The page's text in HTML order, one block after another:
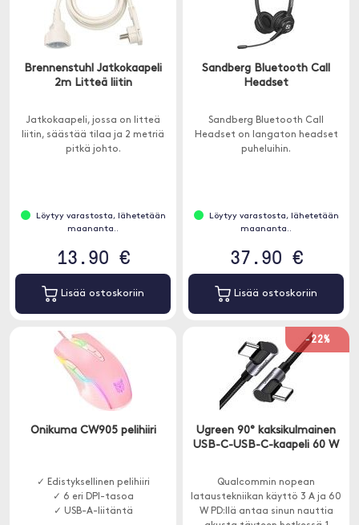
Brennenstuhl Jatkokaapeli
2m Litteä liitin
Jatkokaapeli, jossa on litteä
liitin, säästää tilaa ja 2 metriä
pitkä johto.
Löytyy varastosta, lähetetään
maananta..
13.90 €
Lisää ostoskoriin
Sandberg Bluetooth Call
Headset
Sandberg Bluetooth Call
Headset on langaton headset
puheluihin.
Löytyy varastosta, lähetetään
maananta..
37.90 €
Lisää ostoskoriin
Onikuma CW905 pelihiiri
✓ Edistyksellinen pelihiiri
✓ 6 eri DPI-tasoa
✓ USB-A-liitäntä
-22%
Ugreen 90° kaksikulmainen
USB-C-USB-C-kaapeli 60 W
Qualcommin nopean
lataustekniikan käyttö 3 A ja 60
W PD:llä antaa sinun nauttia